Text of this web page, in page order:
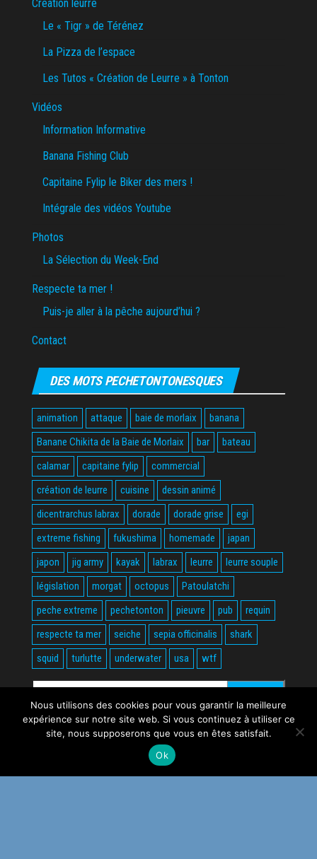
Création leurre
Le « Tigr » de Térénez
La Pizza de l’espace
Les Tutos « Création de Leurre » à Tonton
Vidéos
Information Informative
Banana Fishing Club
Capitaine Fylip le Biker des mers !
Intégrale des vidéos Youtube
Photos
La Sélection du Week-End
Respecte ta mer !
Puis-je aller à la pêche aujourd’hui ?
Contact
DES MOTS PECHETONTONESQUES
animation attaque baie de morlaix
banana
Banane Chikita de la Baie de Morlaix
bar
bateau
calamar
capitaine fylip
commercial
création de leurre
cuisine
dessin animé
dicentrarchus labrax
dorade dorade grise
egi
extreme fishing
fukushima homemade
japan
japon
jig army kayak labrax leurre
leurre souple
législation
morgat octopus
Patoulatchi
peche extreme
pechetonton pieuvre pub
requin
respecte ta mer
seiche sepia officinalis
shark
squid
turlutte underwater usa wtf
Rechercher :
WordPress
Nous utilisons des cookies pour vous garantir la meilleure
expérience sur notre site web. Si vous continuez à utiliser ce
site, nous supposerons que vous en êtes satisfait.
Ok